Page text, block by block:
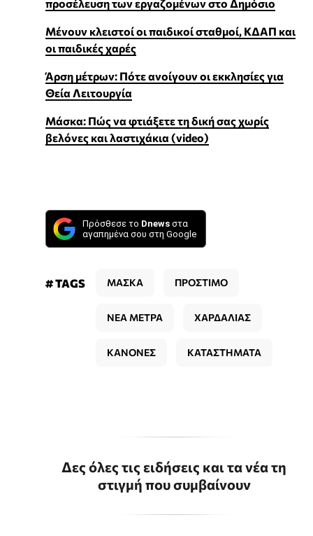
προσέλευση των εργαζομένων στο Δημόσιο
Μένουν κλειστοί οι παιδικοί σταθμοί, ΚΔΑΠ και
οι παιδικές χαρές
Άρση μέτρων: Πότε ανοίγουν οι εκκλησίες για
Θεία Λειτουργία
Μάσκα: Πώς να φτιάξετε τη δική σας χωρίς
βελόνες και λαστιχάκια (video)
Πρόσθεσε το Dnews στα
αγαπημένα σου στη Google
# TAGS ΜΑΣΚΑ ΠΡΟΣΤΙΜΟ
ΝΕΑ ΜΕΤΡΑ ΧΑΡΔΑΛΙΑΣ
ΚΑΝΟΝΕΣ ΚΑΤΑΣΤΗΜΑΤΑ
Δες όλες τις ειδήσεις και τα νέα τη
στιγμή που συμβαίνουν